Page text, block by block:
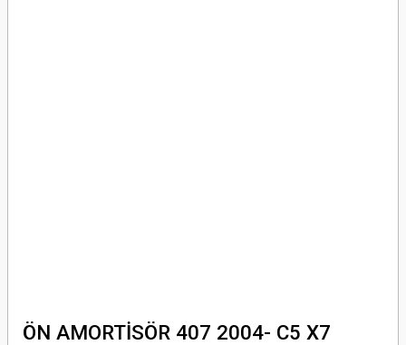
ÖN AMORTİSÖR 407 2004- C5 X7